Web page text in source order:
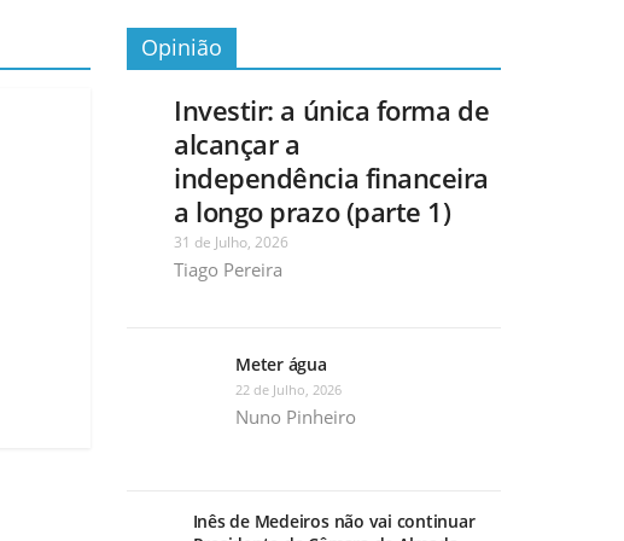
Opinião
Investir: a única forma de
alcançar a
independência financeira
a longo prazo (parte 1)
31 de Julho, 2026
Tiago Pereira
Meter água
22 de Julho, 2026
Nuno Pinheiro
Inês de Medeiros não vai continuar